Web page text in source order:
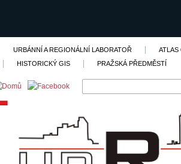
URBÁNNÍ A REGIONÁLNÍ LABORATOŘ
ATLAS
HISTORICKÝ GIS
PRAŽSKÁ PŘEDMĚSTÍ